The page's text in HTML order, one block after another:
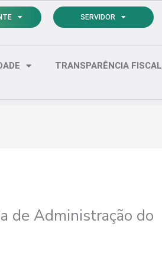
SERVIDOR
TRANSPARÊNCIA FISCAL
de Administração do